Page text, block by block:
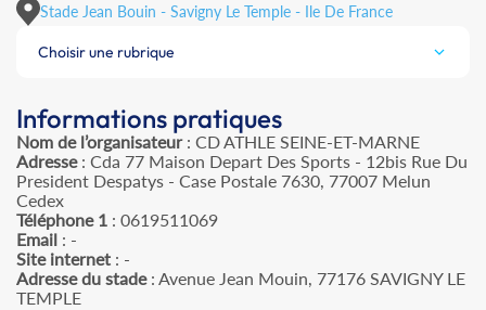
Stade Jean Bouin - Savigny Le Temple - Ile De France
Choisir une rubrique
Informations pratiques
Nom de l’organisateur: CD ATHLE SEINE-ET-MARNE
Adresse: Cda 77 Maison Depart Des Sports - 12bis Rue Du
President Despatys - Case Postale 7630, 77007 Melun
Cedex
Téléphone 1 : 0619511069
Email : -
Site internet : -
Adresse du stade: Avenue Jean Mouin, 77176 SAVIGNY LE
TEMPLE